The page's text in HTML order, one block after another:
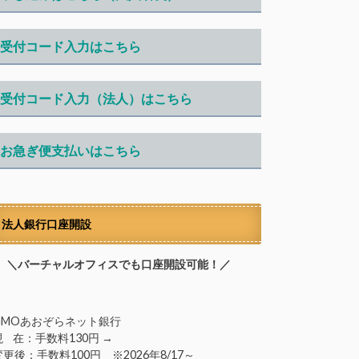
受付コード入力はこちら
受付コード入力（法人）はこちら
お急ぎ便支払いはこちら
法人銀行口座開設
バーチャルオフィスでも口座開設可能！／
あおぞらネット銀行
在：手数料130円 →
更後：手数料100円 ※2026年8/17～